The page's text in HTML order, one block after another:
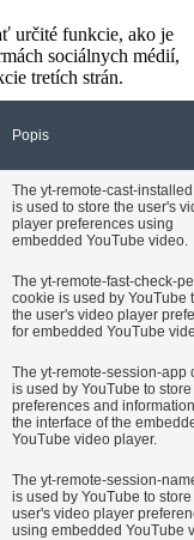
určité funkcie, ako je
sociálnych médií,
tretích strán.
Popis
The yt-remote-cast-
is used to store the user's
player preferences using
embedded YouTube video.
The yt-remote-fast-check-
cookie is used by YouTube
the user's video player
for embedded YouTube
The yt-remote-session-app
is used by YouTube to
preferences and
the interface of the
YouTube video player.
The yt-remote-session-
is used by YouTube to
user's video player
using embedded YouTube